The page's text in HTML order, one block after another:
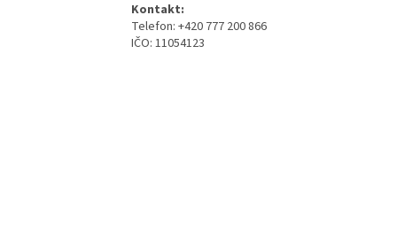
Kontakt:
Telefon: +420 777 200 866
IČO: 11054123